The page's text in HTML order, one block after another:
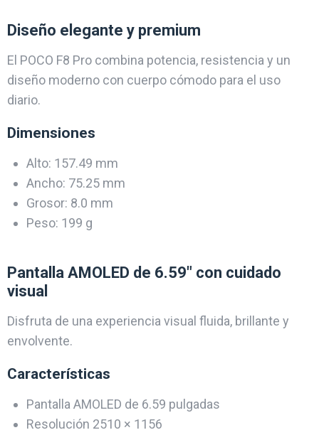
Diseño elegante y premium
El POCO F8 Pro combina potencia, resistencia y un
diseño moderno con cuerpo cómodo para el uso
diario.
Dimensiones
Alto: 157.49 mm
Ancho: 75.25 mm
Grosor: 8.0 mm
Peso: 199 g
Pantalla AMOLED de 6.59″ con cuidado
visual
Disfruta de una experiencia visual fluida, brillante y
envolvente.
Características
Pantalla AMOLED de 6.59 pulgadas
Resolución 2510 × 1156